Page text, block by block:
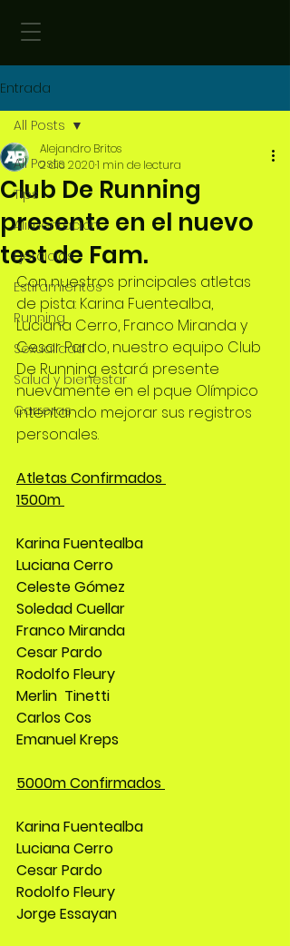
Entrada
All Posts
Tips
Alimentación
Ejercicios
Estiramientos
Running
Sexualidad
Salud y bienestar
Carreras
All Posts
Club De Running
presente en el nuevo
test de Fam.
Alejandro Britos
2 dic 20201 min de lectura
Con nuestros principales atletas
de pista: Karina Fuentealba,
Luciana Cerro, Franco Miranda y
Cesar Pardo, nuestro equipo Club
De Running estará presente
nuevamente en el pque Olímpico
intentando mejorar sus registros
personales.
Atletas Confirmados
1500m
Karina Fuentealba
Luciana Cerro
Celeste Gómez
Soledad Cuellar
Franco Miranda
Cesar Pardo
Rodolfo Fleury
Merlin  Tinetti
Carlos Cos
Emanuel Kreps
5000m Confirmados
Karina Fuentealba
Luciana Cerro
Cesar Pardo
Rodolfo Fleury
Jorge Essayan